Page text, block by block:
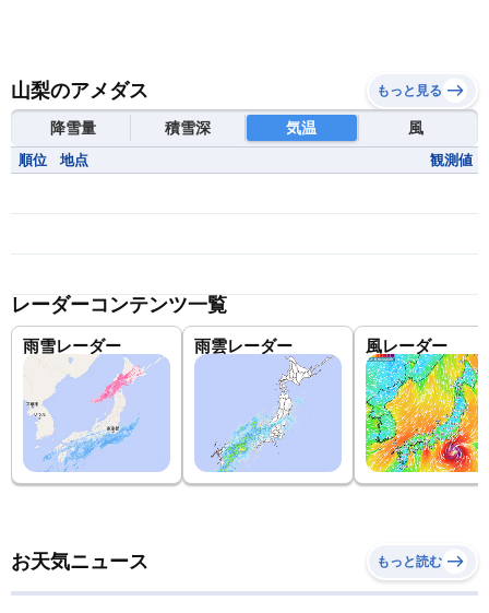
山梨のアメダス もっと見る
降雪量 積雪深 気温 風
順位 地点 観測値
レーダーコンテンツ一覧
雨雪レーダー 雨雲レーダー 風レーダー
お天気ニュース もっと読む